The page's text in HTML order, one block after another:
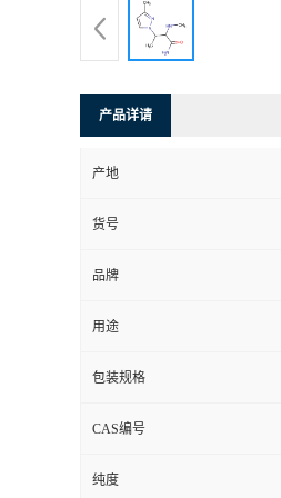
产品详请
产地
货号
品牌
用途
包装规格
CAS编号
纯度